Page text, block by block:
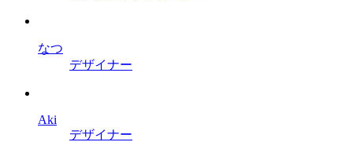
なつ
デザイナー
Aki
デザイナー